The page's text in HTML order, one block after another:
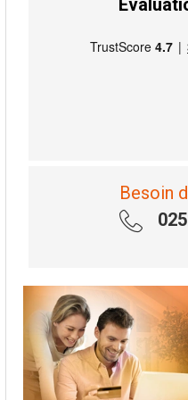
Besoin